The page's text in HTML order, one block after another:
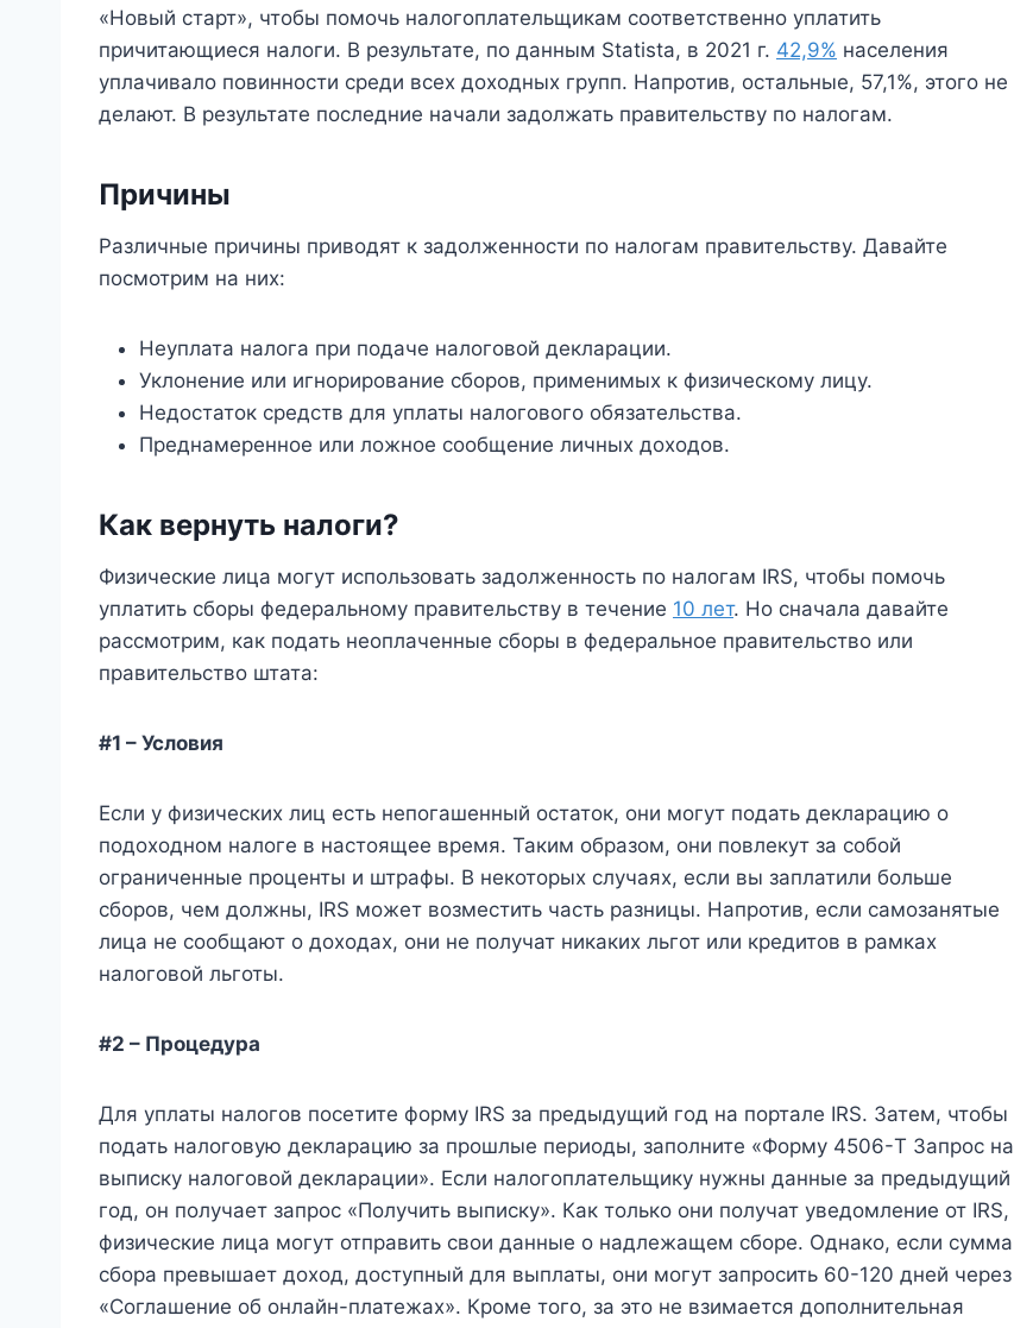
«Новый старт», чтобы помочь налогоплательщикам соответственно уплатить
причитающиеся налоги. В результате, по данным Statista, в 2021 г. 42,9% населения
уплачивало повинности среди всех доходных групп. Напротив, остальные, 57,1%, этого не
делают. В результате последние начали задолжать правительству по налогам.
Причины
Различные причины приводят к задолженности по налогам правительству. Давайте
посмотрим на них:
Неуплата налога при подаче налоговой декларации.
Уклонение или игнорирование сборов, применимых к физическому лицу.
Недостаток средств для уплаты налогового обязательства.
Преднамеренное или ложное сообщение личных доходов.
Как вернуть налоги?
Физические лица могут использовать задолженность по налогам IRS, чтобы помочь
уплатить сборы федеральному правительству в течение 10 лет. Но сначала давайте
рассмотрим, как подать неоплаченные сборы в федеральное правительство или
правительство штата:
#1 – Условия
Если у физических лиц есть непогашенный остаток, они могут подать декларацию о
подоходном налоге в настоящее время. Таким образом, они повлекут за собой
ограниченные проценты и штрафы. В некоторых случаях, если вы заплатили больше
сборов, чем должны, IRS может возместить часть разницы. Напротив, если самозанятые
лица не сообщают о доходах, они не получат никаких льгот или кредитов в рамках
налоговой льготы.
#2 – Процедура
Для уплаты налогов посетите форму IRS за предыдущий год на портале IRS. Затем, чтобы
подать налоговую декларацию за прошлые периоды, заполните «Форму 4506-T Запрос на
выписку налоговой декларации». Если налогоплательщику нужны данные за предыдущий
год, он получает запрос «Получить выписку». Как только они получат уведомление от IRS,
физические лица могут отправить свои данные о надлежащем сборе. Однако, если сумма
сбора превышает доход, доступный для выплаты, они могут запросить 60-120 дней через
«Соглашение об онлайн-платежах». Кроме того, за это не взимается дополнительная